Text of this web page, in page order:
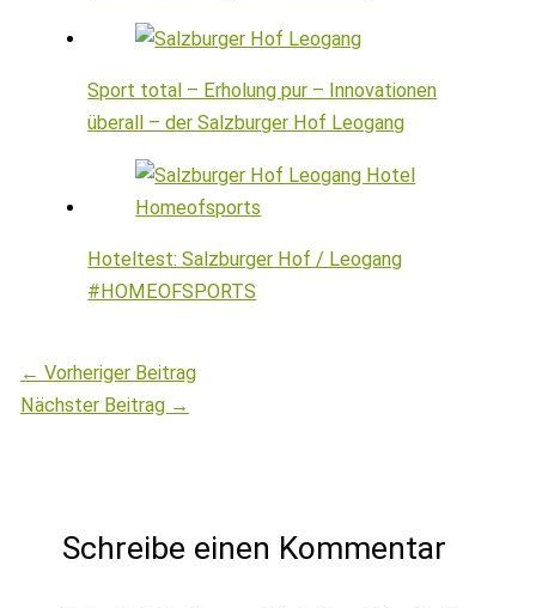
Sport total – Erholung pur – Innovationen
überall – der Salzburger Hof Leogang
Hoteltest: Salzburger Hof / Leogang
#HOMEOFSPORTS
← Vorheriger Beitrag
Nächster Beitrag →
Schreibe einen Kommentar